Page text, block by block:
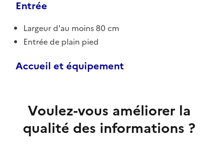
Entrée
Largeur d'au moins 80 cm
Entrée de plain pied
Accueil et équipement
Voulez-vous améliorer la
qualité des informations ?